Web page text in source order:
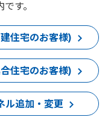
す。
住宅のお客様)
住宅のお客様)
ル追加・変更